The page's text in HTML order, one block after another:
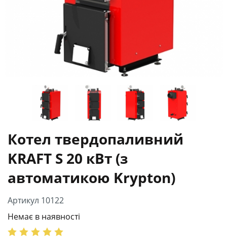
Котел твердопаливний
KRAFT S 20 кВт (з
автоматикою Krypton)
Артикул 10122
Немає в наявності